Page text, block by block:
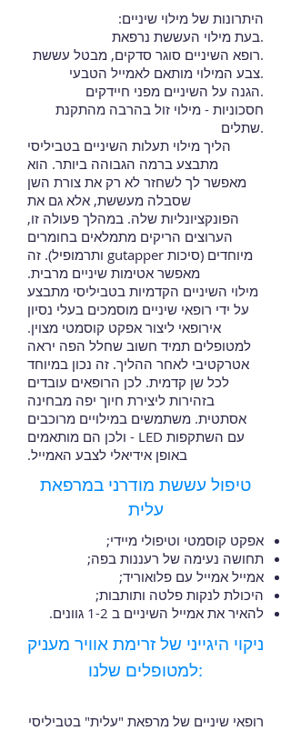
היתרונות של מילוי שיניים:
בעת מילוי העששת נרפאת.
רופא השיניים סוגר סדקים, מבטל עששת.
צבע המילוי מותאם לאמייל הטבעי.
הגנה על השיניים מפני חיידקים.
חסכוניות - מילוי זול בהרבה מהתקנת
שתלים.
הליך מילוי תעלות השיניים בטביליסי
מתבצע ברמה הגבוהה ביותר. הוא
מאפשר לך לשחזר לא רק את צורת השן
שסבלה מעששת, אלא גם את
הפונקציונליות שלה. במהלך פעולה זו,
הערוצים הריקים מתמלאים בחומרים
מיוחדים (סיכות gutapper ותרמופיל). זה
מאפשר אטימות שיניים מרבית.
מילוי השיניים הקדמיות בטביליסי מתבצע
על ידי רופאי שיניים מוסמכים בעלי נסיון
אירופאי ליצור אפקט קוסמטי מצוין.
למטופלים תמיד חשוב שחלל הפה יראה
אטרקטיבי לאחר ההליך. זה נכון במיוחד
לכל שן קדמית. לכן הרופאים עובדים
בזהירות ליצירת חיוך יפה מבחינה
אסתטית. משתמשים במילויים מרוכבים
עם השתקפות LED - ולכן הם מותאמים
באופן אידיאלי לצבע האמייל.
טיפול עששת מודרני במרפאת
עלית
אפקט קוסמטי וטיפולי מיידי;
תחושה נעימה של רעננות בפה;
אמייל אמייל עם פלואוריד;
היכולת לנקות פלטה ותותבות;
להאיר את אמייל השיניים ב 1-2 גוונים.
ניקוי היגייני של זרימת אוויר מעניק
למטופלים שלנו:
רופאי שיניים של מרפאת "עלית" בטביליסי